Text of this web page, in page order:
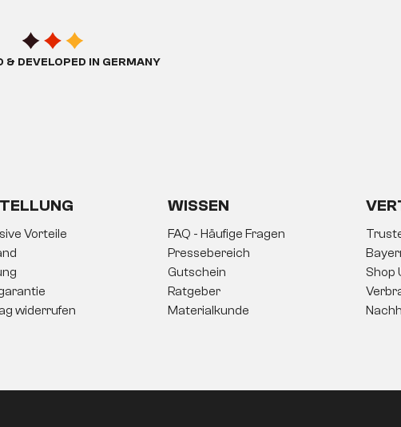
& DEVELOPED IN GERMANY
Vorteile
widerrufen
WISSEN
FAQ - Häufige Fragen
Pressebereich
Gutschein
Ratgeber
Materialkunde
Shop